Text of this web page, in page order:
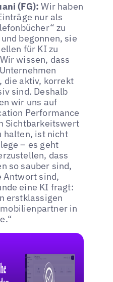
(FG):Wir haben
nur als
zu
begonnen, sie
für KI zu
wissen, dass
die aktiv, korrekt
sind. Deshalb
wir uns auf
Performance
Sichtbarkeitswert
halten, ist nicht
– es geht
dass
so sauber sind,
Antwort sind,
eine KI fragt:
erstklassigen
in